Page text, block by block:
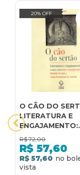
20% OFF
O CÃO DO
LITERATURA E
ENGAJAMENTO:
ENSAIOS SOBRE
GUIMARÃES
MACHADO DE
CARLOS
R$ 72,00
R$ 57,60
R$ 57,60